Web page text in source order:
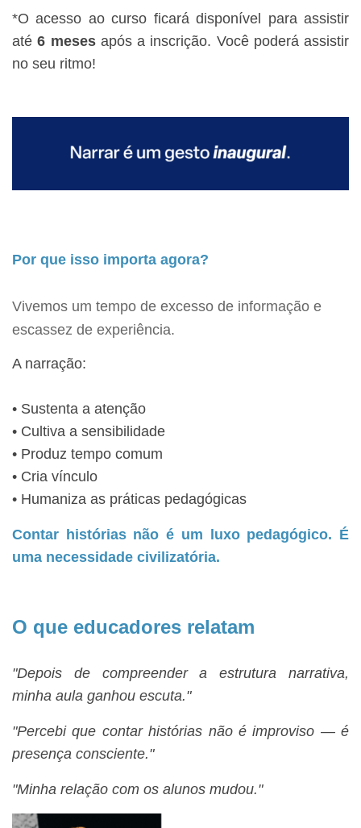
*O acesso ao curso ficará disponível para assistir
até 6 meses após a inscrição. Você poderá assistir
no seu ritmo!
Por que isso importa agora?
Vivemos um tempo de excesso de informação e
escassez de experiência.
A narração:
• Sustenta a atenção
• Cultiva a sensibilidade
• Produz tempo comum
• Cria vínculo
• Humaniza as práticas pedagógicas
Contar histórias não é um luxo pedagógico. É
uma necessidade civilizatória.
O que educadores relatam
"Depois de compreender a estrutura narrativa,
minha aula ganhou escuta."
"Percebi que contar histórias não é improviso — é
presença consciente."
"Minha relação com os alunos mudou."